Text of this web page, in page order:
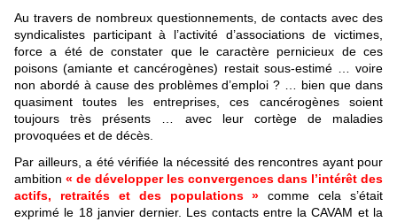
Au travers de nombreux questionnements, de contacts avec des
syndicalistes participant à l’activité d’associations de victimes,
force a été de constater que le caractère pernicieux de ces
poisons (amiante et cancérogènes) restait sous-estimé … voire
non abordé à cause des problèmes d’emploi ? … bien que dans
quasiment toutes les entreprises, ces cancérogènes soient
toujours très présents … avec leur cortège de maladies
provoquées et de décès.
Par ailleurs, a été vérifiée la nécessité des rencontres ayant pour
ambition « de développer les convergences dans l’intérêt des
actifs, retraités et des populations » comme cela s’était
exprimé le 18 janvier dernier. Les contacts entre la CAVAM et la